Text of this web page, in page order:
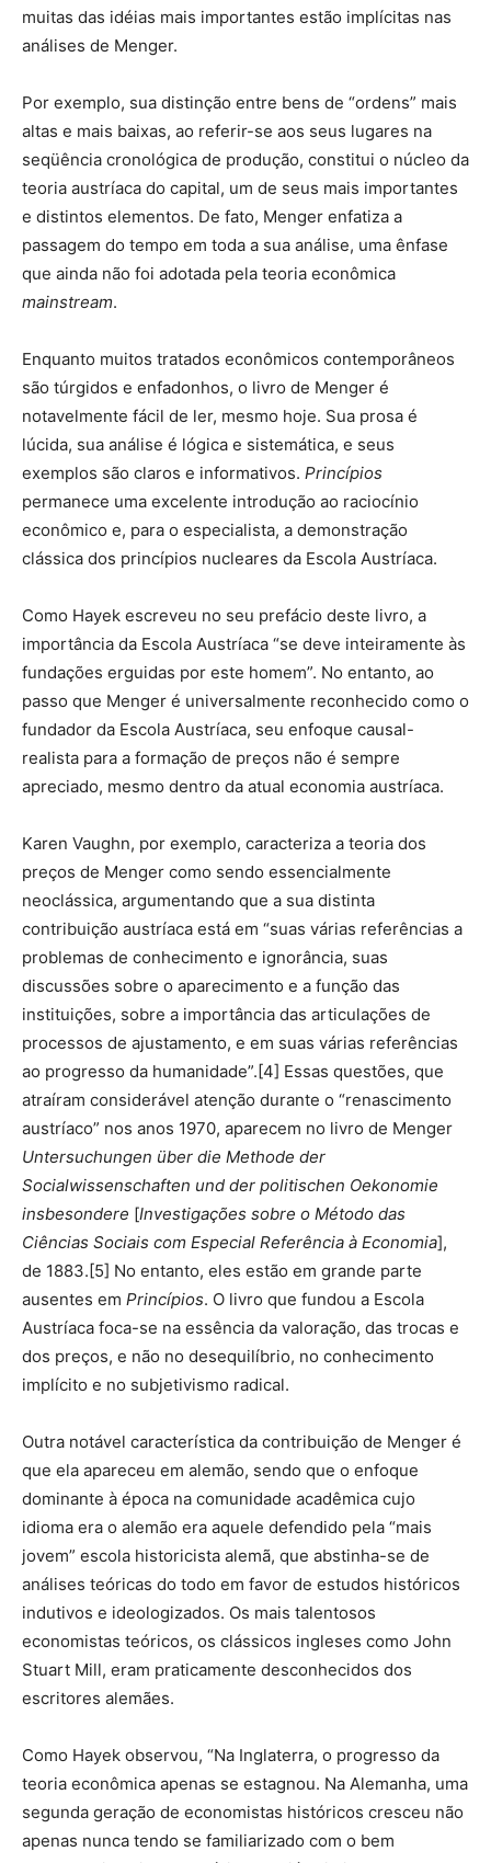
muitas das idéias mais importantes estão implícitas nas
análises de Menger.
Por exemplo, sua distinção entre bens de “ordens” mais
altas e mais baixas, ao referir-se aos seus lugares na
seqüência cronológica de produção, constitui o núcleo da
teoria austríaca do capital, um de seus mais importantes
e distintos elementos. De fato, Menger enfatiza a
passagem do tempo em toda a sua análise, uma ênfase
que ainda não foi adotada pela teoria econômica
mainstream.
Enquanto muitos tratados econômicos contemporâneos
são túrgidos e enfadonhos, o livro de Menger é
notavelmente fácil de ler, mesmo hoje. Sua prosa é
lúcida, sua análise é lógica e sistemática, e seus
exemplos são claros e informativos. Princípios
permanece uma excelente introdução ao raciocínio
econômico e, para o especialista, a demonstração
clássica dos princípios nucleares da Escola Austríaca.
Como Hayek escreveu no seu prefácio deste livro, a
importância da Escola Austríaca “se deve inteiramente às
fundações erguidas por este homem”. No entanto, ao
passo que Menger é universalmente reconhecido como o
fundador da Escola Austríaca, seu enfoque causal-
realista para a formação de preços não é sempre
apreciado, mesmo dentro da atual economia austríaca.
Karen Vaughn, por exemplo, caracteriza a teoria dos
preços de Menger como sendo essencialmente
neoclássica, argumentando que a sua distinta
contribuição austríaca está em “suas várias referências a
problemas de conhecimento e ignorância, suas
discussões sobre o aparecimento e a função das
instituições, sobre a importância das articulações de
processos de ajustamento, e em suas várias referências
ao progresso da humanidade”.[4] Essas questões, que
atraíram considerável atenção durante o “renascimento
austríaco” nos anos 1970, aparecem no livro de Menger
Untersuchungen über die Methode der
Socialwissenschaften und der politischen Oekonomie
insbesondere [Investigações sobre o Método das
Ciências Sociais com Especial Referência à Economia],
de 1883.[5] No entanto, eles estão em grande parte
ausentes em Princípios. O livro que fundou a Escola
Austríaca foca-se na essência da valoração, das trocas e
dos preços, e não no desequilíbrio, no conhecimento
implícito e no subjetivismo radical.
Outra notável característica da contribuição de Menger é
que ela apareceu em alemão, sendo que o enfoque
dominante à época na comunidade acadêmica cujo
idioma era o alemão era aquele defendido pela “mais
jovem” escola historicista alemã, que abstinha-se de
análises teóricas do todo em favor de estudos históricos
indutivos e ideologizados. Os mais talentosos
economistas teóricos, os clássicos ingleses como John
Stuart Mill, eram praticamente desconhecidos dos
escritores alemães.
Como Hayek observou, “Na Inglaterra, o progresso da
teoria econômica apenas se estagnou. Na Alemanha, uma
segunda geração de economistas históricos cresceu não
apenas nunca tendo se familiarizado com o bem